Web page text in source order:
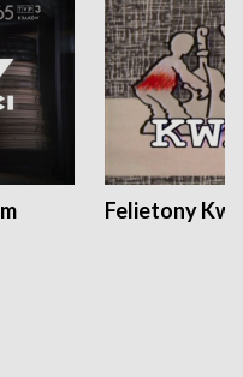
Felietony